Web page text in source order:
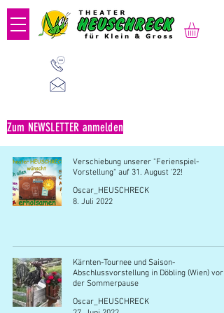
Zum NEWSLETTER anmelden
Verschiebung unserer "Ferienspiel-
Vorstellung" auf 31. August '22!
Oscar_HEUSCHRECK
8. Juli 2022
Kärnten-Tournee und Saison-
Abschlussvorstellung in Döbling (Wien) vor
der Sommerpause
Oscar_HEUSCHRECK